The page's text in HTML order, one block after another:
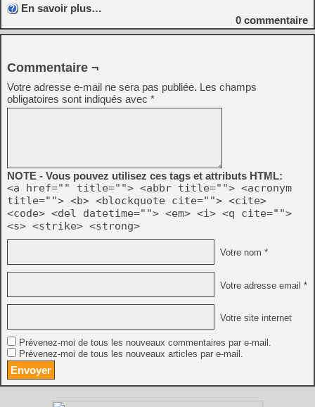
En savoir plus…
0 commentaire
Commentaire ¬
Votre adresse e-mail ne sera pas publiée. Les champs
obligatoires sont indiqués avec *
NOTE - Vous pouvez utilisez ces tags et attributs HTML:
<a href="" title=""> <abbr title=""> <acronym
title=""> <b> <blockquote cite=""> <cite>
<code> <del datetime=""> <em> <i> <q cite="">
<s> <strike> <strong>
Votre nom *
Votre adresse email *
Votre site internet
Prévenez-moi de tous les nouveaux commentaires par e-mail.
Prévenez-moi de tous les nouveaux articles par e-mail.